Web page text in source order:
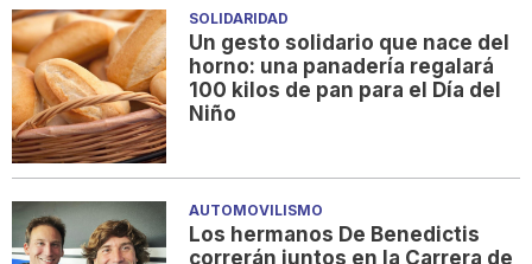
SOLIDARIDAD
Un gesto solidario que nace del
horno: una panadería regalará
100 kilos de pan para el Día del
Niño
AUTOMOVILISMO
Los hermanos De Benedictis
correrán juntos en la Carrera de